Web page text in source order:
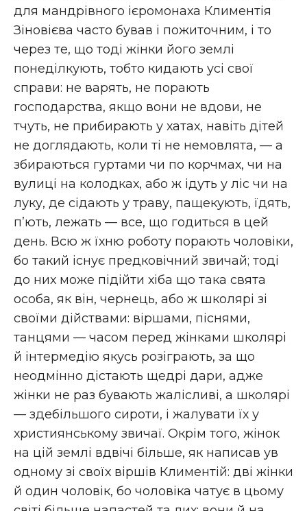
для мандрівного ієромонаха Климентія
Зіновієва часто бував і пожиточним, і то
через те, що тоді жінки його землі
понеділкують, тобто кидають усі свої
справи: не варять, не порають
господарства, якщо вони не вдови, не
тчуть, не прибирають у хатах, навіть дітей
не доглядають, коли ті не немовлята, — а
збираються гуртами чи по корчмах, чи на
вулиці на колодках, або ж ідуть у ліс чи на
луку, де сідають у траву, пащекують, їдять,
п’ють, лежать — все, що годиться в цей
день. Всю ж їхню роботу порають чоловіки,
бо такий існує предковічний звичай; тоді
до них може підійти хіба що така свята
особа, як він, чернець, або ж школярі зі
своїми дійствами: віршами, піснями,
танцями — часом перед жінками школярі
й інтермедію якусь розіграють, за що
неодмінно дістають щедрі дари, адже
жінки не раз бувають жалісливі, а школярі
— здебільшого сироти, і жалувати їх у
християнському звичаї. Окрім того, жінок
на цій землі вдвічі більше, як написав ув
одному зі своїх віршів Климентій: дві жінки
й один чоловік, бо чоловіка чатує в цьому